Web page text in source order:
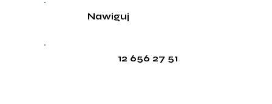
12 656 27 51
Nawiguj